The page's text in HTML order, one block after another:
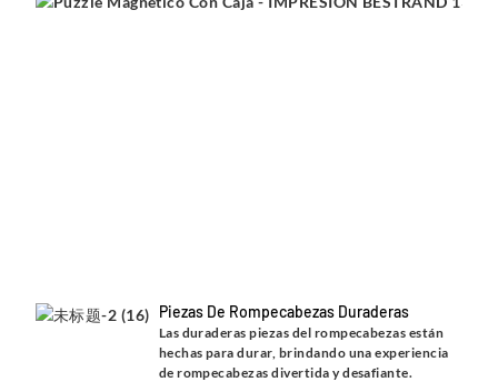
Piezas De Rompecabezas Duraderas
Las duraderas piezas del rompecabezas están
hechas para durar, brindando una experiencia
de rompecabezas divertida y desafiante.